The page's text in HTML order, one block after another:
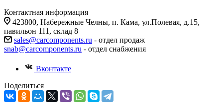
Контактная информация
423800, Набережные Челны, п. Кама, ул.Полевая, д.15,
павильон 111, склад 8
sales@carcomponents.ru - отдел продаж
snab@carcomponents.ru - отдел снабжения
Вконтакте
Поделиться